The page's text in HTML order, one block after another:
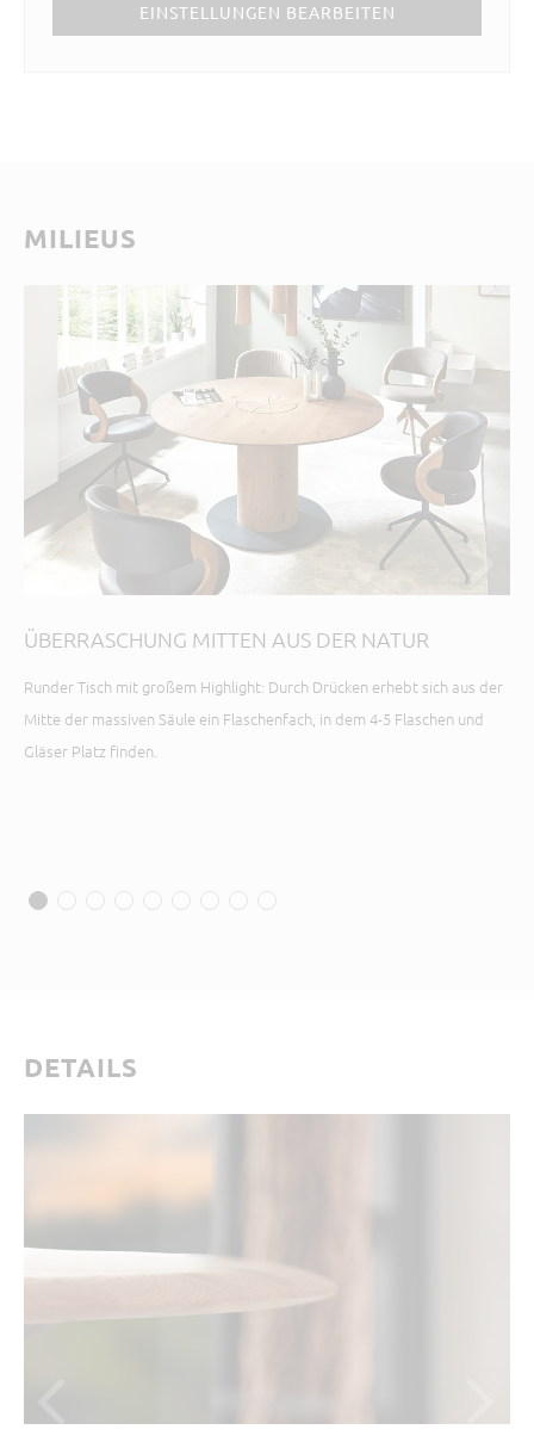
EINSTELLUNGEN BEARBEITEN
MILIEUS
ÜBERRASCHUNG MITTEN AUS DER NATUR
Runder Tisch mit großem Highlight: Durch Drücken erhebt sich aus der
Mitte der massiven Säule ein Flaschenfach, in dem 4-5 Flaschen und
Gläser Platz finden.
DETAILS